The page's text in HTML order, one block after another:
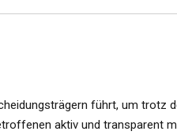
führt, um trotz
aktiv und transparent